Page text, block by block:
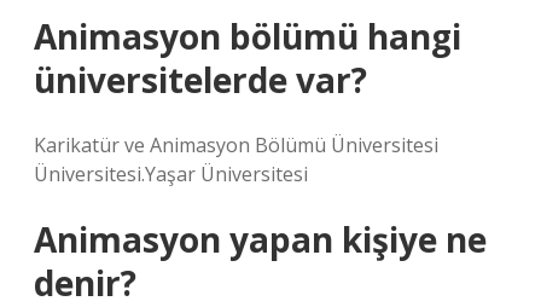
Animasyon bölümü hangi
üniversitelerde var?
Karikatür ve Animasyon Bölümü Üniversitesi
Üniversitesi.Yaşar Üniversitesi
Animasyon yapan kişiye ne
denir?